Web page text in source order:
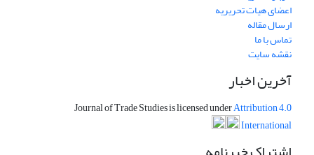
اعضای هیات تحریریه
ارسال مقاله
تماس با ما
نقشه سایت
آخرین اخبار
Journal of Trade Studies is licensed underAttribution 4.0
International